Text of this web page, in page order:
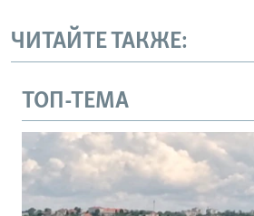
ЧИТАЙТЕ ТАКЖЕ:
ТОП-ТЕМА